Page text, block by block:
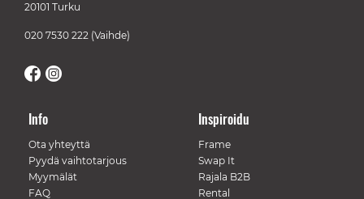
20101 Turku
020 7530 222 (Vaihde)
Info
Ota yhteyttä
Pyydä vaihtotarjous
Myymälät
FAQ
Inspiroidu
Frame
Swap It
Rajala B2B
Rental